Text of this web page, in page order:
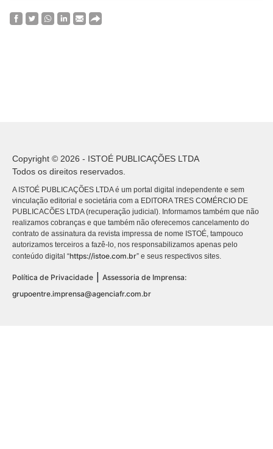
Copyright © 2026 - ISTOÉ PUBLICAÇÕES LTDA
Todos os direitos reservados.
A ISTOÉ PUBLICAÇÕES LTDA é um portal digital independente e sem
vinculação editorial e societária com a EDITORA TRES COMÉRCIO DE
PUBLICACÕES LTDA (recuperação judicial). Informamos também que não
realizamos cobranças e que também não oferecemos cancelamento do
contrato de assinatura da revista impressa de nome ISTOÉ, tampouco
autorizamos terceiros a fazê-lo, nos responsabilizamos apenas pelo
conteúdo digital “https://istoe.com.br” e seus respectivos sites.
Política de Privacidade
Assessoria de Imprensa:
grupoentre.imprensa@agenciafr.com.br